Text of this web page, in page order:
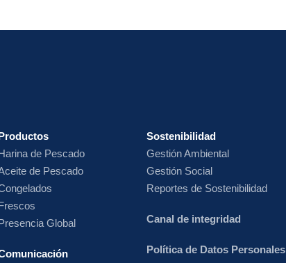
de Pescado
de Pescado
Global
Sostenibilidad
Gestión Ambiental
Gestión Social
Reportes de Sostenibilidad
Canal de integridad
Política de Datos Personales